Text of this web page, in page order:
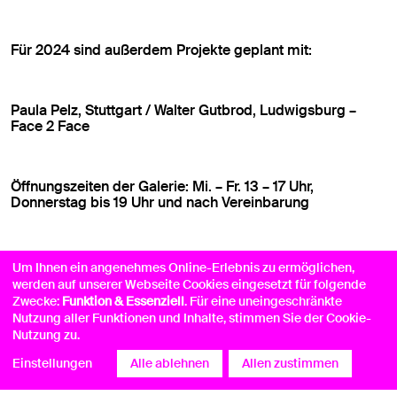
Für 2024 sind außerdem Projekte geplant mit:
Paula Pelz, Stuttgart / Walter Gutbrod, Ludwigsburg –
Face 2 Face
Öffnungszeiten der Galerie: Mi. – Fr. 13 – 17 Uhr,
Donnerstag bis 19 Uhr und nach Vereinbarung
alle Fotografien der Galerieräume ©Sue Barr
Um Ihnen ein angenehmes Online-Erlebnis zu ermöglichen,
werden auf unserer Webseite Cookies eingesetzt für folgende
Zwecke: Funktion & Essenziell. Für eine uneingeschränkte
Nutzung aller Funktionen und Inhalte, stimmen Sie der Cookie-
Nutzung zu.
Einstellungen
Alle ablehnen Allen zustimmen